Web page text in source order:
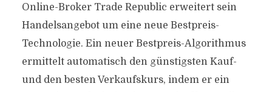
Online-Broker Trade Republic erweitert sein
Handelsangebot um eine neue Bestpreis-
Technologie. Ein neuer Bestpreis-Algorithmus
ermittelt automatisch den günstigsten Kauf-
und den besten Verkaufskurs, indem er ein